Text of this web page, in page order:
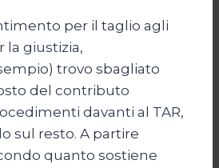
per il taglio agli
la giustizia,
trovo sbagliato
del contributo
davanti al TAR,
sul resto. A partire
quanto sostiene